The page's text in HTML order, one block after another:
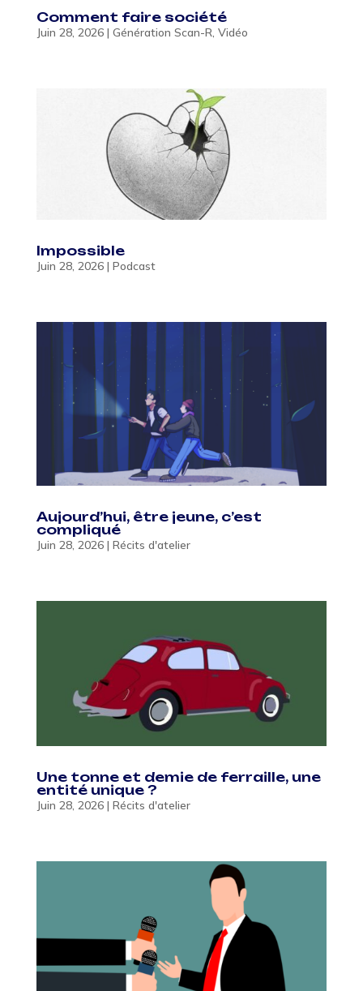
Comment faire société
Juin 28, 2026| Génération Scan-R Vidéo
Impossible
Juin 28, 2026| Podcast
Aujourd’hui, être jeune, c’est
compliqué
Juin 28, 2026| Récits d'atelier
Une tonne et demie de ferraille, une
entité unique ?
Juin 28, 2026| Récits d'atelier